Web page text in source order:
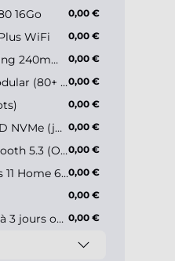
16Go 0,00 €
WiFi 0,00 €
Watercooling 240mm - Deepcool LE240 V2 ARGB 0,00 €
850W MSI MAG Modular (80+ Gold)0,00 €
0,00 €
2000Go SSD NVMe (jusqu’à 5000Mo/s) 0,00 €
WiFi 6E + Bluetooth 5.3 (Onboard)0,00 €
Windows 11 Home 64 bits FR0,00 €
0,00 €
Standard (expédié sous 2 à 3 jours ouvrés) 0,00 €